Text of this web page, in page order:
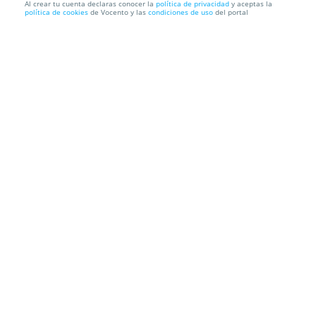
Entradas Fabiolo Connection Madrid
Al crear tu cuenta declaras conocer la política de privacidad y aceptas la
política de cookies de Vocento y las condiciones de uso del portal